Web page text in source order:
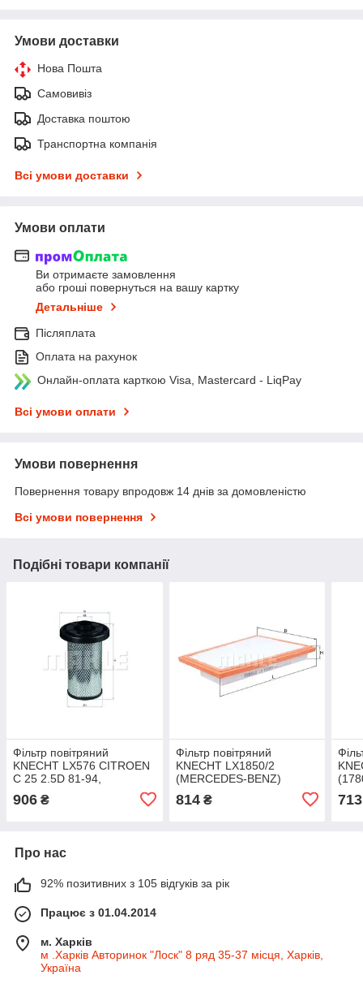
Умови доставки
Нова Пошта
Самовивіз
Доставка поштою
Транспортна компанія
Всі умови доставки
Умови оплати
Ви отримаєте замовлення
або гроші повернуться на вашу картку
Детальніше
Післяплата
Оплата на рахунок
Онлайн-оплата карткою Visa, Mastercard - LiqPay
Всі умови оплати
Умови повернення
Повернення товару впродовж 14 днів за домовленістю
Всі умови повернення
Подібні товари компанії
Фільтр повітряний
KNECHT LX576 CITROEN
C 25 2.5D 81-94,
906 ₴
Фільтр повітряний
KNECHT LX1850/2
(MERCEDES-BENZ)
814₴
-
713
Про нас
92% позитивних з 105 відгуків за рік
Працює з 01.04.2014
м. Харків
м .Харків Авторинок "Лоск" 8 ряд 35-37 місця, Харків,
Україна